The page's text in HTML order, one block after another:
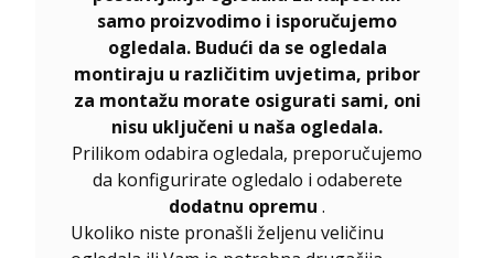
samo proizvodimo i isporučujemo
ogledala. Budući da se ogledala
montiraju u različitim uvjetima, pribor
za montažu morate osigurati sami, oni
nisu uključeni u naša ogledala.
Prilikom odabira ogledala, preporučujemo
da konfigurirate ogledalo i odaberete
dodatnu opremu .
Ukoliko niste pronašli željenu veličinu